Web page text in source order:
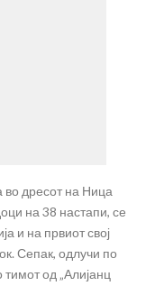
во дресот на Ница
на 38 настапи, се
и на првиот свој
Сепак, одлучи по
од „Алијанц